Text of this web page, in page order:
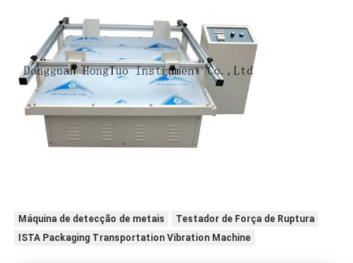
Máquina de detecção de metais
Testador de Força de Ruptura
ISTA Packaging Transportation Vibration Machine